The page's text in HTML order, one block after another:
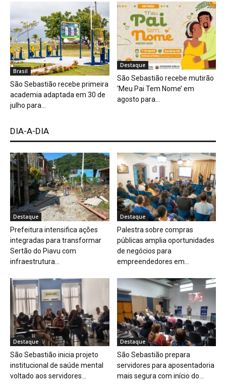
Brasil
São Sebastião recebe primeira
academia adaptada em 30 de
julho para...
Destaque
São Sebastião recebe mutirão
‘Meu Pai Tem Nome’ em
agosto para...
DIA-A-DIA
Destaque
Prefeitura intensifica ações
integradas para transformar
Sertão do Piavu com
infraestrutura...
Destaque
Palestra sobre compras
públicas amplia oportunidades
de negócios para
empreendedores em...
Destaque
São Sebastião inicia projeto
institucional de saúde mental
voltado aos servidores...
Destaque
São Sebastião prepara
servidores para aposentadoria
mais segura com início do...